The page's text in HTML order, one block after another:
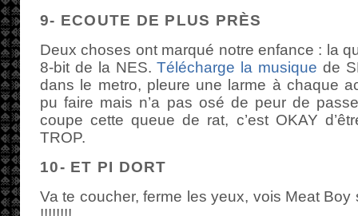
9- ECOUTE DE PLUS PRÈS
Deux choses ont marqué notre enfance : la
8-bit de la NES.Télécharge la musique de
dans le metro, pleure une larme à chaque
pu faire mais n’a pas osé de peur de
coupe cette queue de rat, c’est OKAY
TROP.
10- ET PI DORT
Va te coucher, ferme les yeux, vois Meat